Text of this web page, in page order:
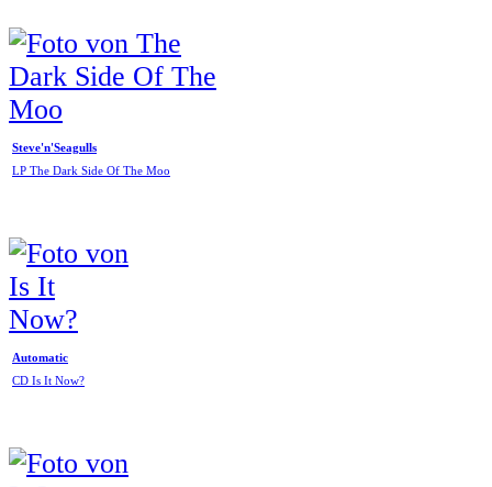
Steve'n'Seagulls
LP The Dark Side Of The Moo
Automatic
CD Is It Now?